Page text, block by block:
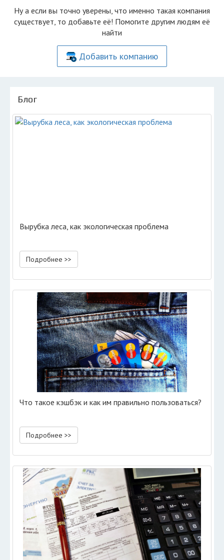
Ну а если вы точно уверены, что именно такая компания
существует, то добавьте её! Помогите другим людям её
найти
Добавить компанию
Блог
Вырубка леса, как экологическая проблема
Подробнее >>
Что такое кэшбэк и как им правильно пользоваться?
Подробнее >>